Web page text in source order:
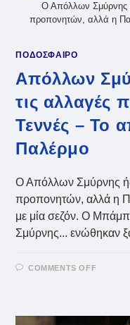
Ο Απόλλων Σμύρνης
προπονητών, αλλά η
ΠΟΔΟΣΦΑΙΡΟ
Απόλλων
τις αλλαγές
Τεννές – Το
Παλέρμο
Ο Απόλλων Σμύρνης
προπονητών, αλλά η
με μία σεζόν. Ο
Σμύρνης... ενώθηκαν
COMMENTS OFF
ΜΕ